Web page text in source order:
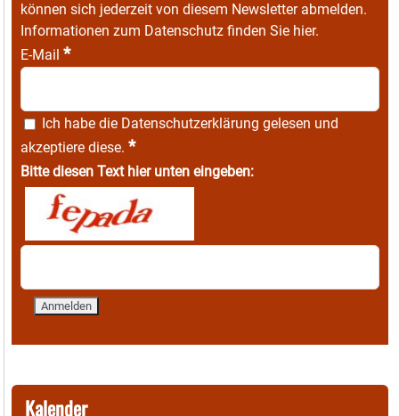
können sich jederzeit von diesem Newsletter abmelden.
Informationen zum Datenschutz finden Sie hier.
E-Mail *
Ich habe die Datenschutzerklärung gelesen und
akzeptiere diese. *
Bitte diesen Text hier unten eingeben:
Kalender